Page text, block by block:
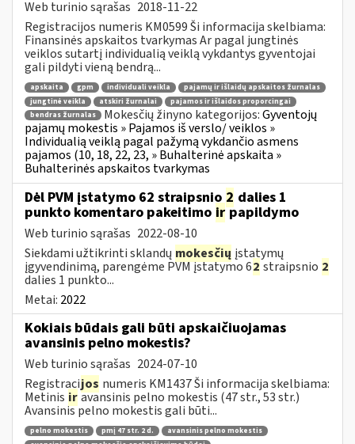
Web turinio sąrašas 2018-11-22
Registracijos numeris KM0599 Ši informacija skelbiama:
Finansinės apskaitos tvarkymas Ar pagal jungtinės
veiklos sutartį individualią veiklą vykdantys gyventojai
gali pildyti vieną bendrą...
apskaita gpm individuali veikla
pajamų ir išlaidų apskaitos žurnalas
jungtinė veikla
atskiri žurnalai
pajamos ir išlaidos proporcingai
bendras žurnalas
Mokesčių žinyno kategorijos:Gyventojų
pajamų mokestis » Pajamos iš verslo/ veiklos »
Individualią veiklą pagal pažymą vykdančio asmens
pajamos (10, 18, 22, 23, » Buhalterinė apskaita »
Buhalterinės apskaitos tvarkymas
Dėl PVM įstatymo 62 straipsnio 2 dalies 1
punkto komentaro pakeitimo irpapildymo
Web turinio sąrašas 2022-08-10
Siekdami užtikrinti sklandų mokesčių įstatymų
įgyvendinimą, parengėme PVM įstatymo 62 straipsnio 2
dalies 1 punkto...
Metai: 2022
Kokiais būdais gali būti apskaičiuojamas
avansinis pelno mokestis?
Web turinio sąrašas 2024-07-10
Registracijos numeris KM1437 Ši informacija skelbiama:
Metinis iravansinis pelno mokestis (47 str., 53 str.)
Avansinis pelno mokestis gali būti...
pelno mokestis pmį 47 str. 2 d.
avansinis pelno mokestis